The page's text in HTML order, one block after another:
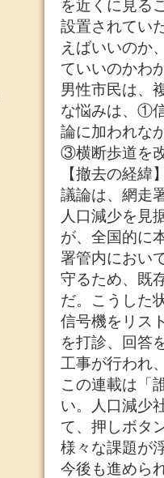
を近くに見る
設置されてい
えばいいのか
ていいのかわ
男性市民は、
な悩みは、①
論に加われな
③横断歩道を
【撤去の経
議論は、網走
人口減少を見
が、全国的に
署管内におい
守るため、既
だ。こうした
信号機をリス
を打診、回答
工事が行われ
この連載は「
い。人口減少
て、押しボタ
様々な課題が
今後も進めら